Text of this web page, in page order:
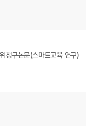
청구논문(스마트교육 연구)